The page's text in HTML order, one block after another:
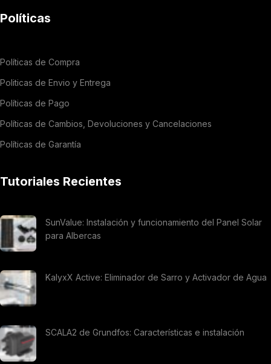
Políticas
Políticas de Compra
Politicas de Envio y Entrega
Políticas de Pago
Políticas de Cambios, Devoluciones y Cancelaciones
Políticas de Garantía
Tutoriales Recientes
SunValue: Instalación y funcionamiento del Panel Solar
para Albercas
KalyxX Active: Eliminador de Sarro y Activador de Agua
SCALA2 de Grundfos: Características e instalación